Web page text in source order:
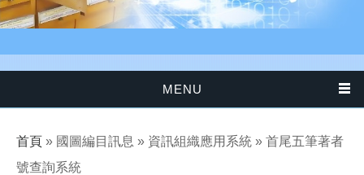
MENU
您在這裡
首頁 » 國圖編目訊息 » 資訊組織應用系統 » 首尾五筆著者
號查詢系統